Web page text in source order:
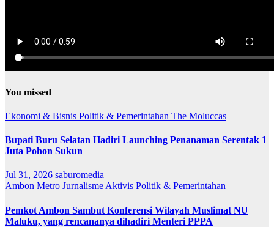
You missed
Ekonomi & Bisnis Politik & Pemerintahan The Moluccas
Bupati Buru Selatan Hadiri Launching Penanaman Serentak 1
Juta Pohon Sukun
Jul 31, 2026 saburomedia
Ambon Metro Jurnalisme Aktivis Politik & Pemerintahan
Pemkot Ambon Sambut Konferensi Wilayah Muslimat NU
Maluku, yang rencananya dihadiri Menteri PPPA